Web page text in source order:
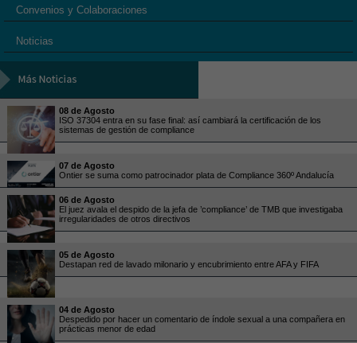
Convenios y Colaboraciones
Noticias
08 de Agosto
ISO 37304 entra en su fase final: así cambiará la certificación de los
sistemas de gestión de compliance
07 de Agosto
Ontier se suma como patrocinador plata de Compliance 360º Andalucía
06 de Agosto
El juez avala el despido de la jefa de ’compliance’ de TMB que investigaba
irregularidades de otros directivos
05 de Agosto
Destapan red de lavado milonario y encubrimiento entre AFA y FIFA
04 de Agosto
Despedido por hacer un comentario de índole sexual a una compañera en
prácticas menor de edad